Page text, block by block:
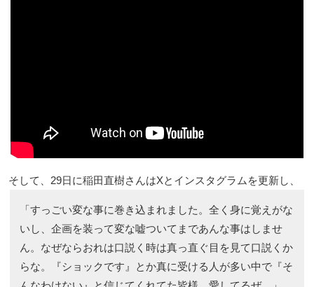
そして、29日に稲田直樹さんはXとインスタグラムを更新し、
「すっごい変な事に巻き込まれました。全く身に覚えがな
いし、企画を装って変な嘘ついてまであんな事はしませ
ん。なぜならおれは口説く時は真っ直ぐ目を見て口説くか
らな。『ショックです』とか真に受ける人が多い中で『そ